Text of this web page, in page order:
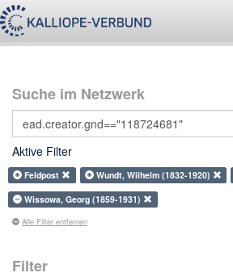
Suche im Netzwerk
Aktive Filter
Feldpost Wundt, Wilhelm (1832-1920)
Wissowa, Georg (1859-1931)
Alle Filter entfernen
Filter